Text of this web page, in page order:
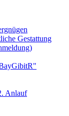
Gestattung
Anlauf